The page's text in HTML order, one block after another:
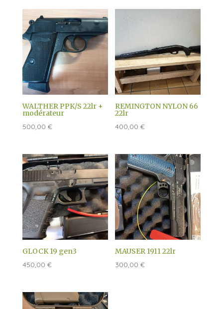
WALTHER PPK/S 22lr +
modérateur
500,00 €
REMINGTON NYLON 66
22lr
400,00€
GLOCK 19 gen3
450,00 €
MAUSER 1911 22lr
300,00€